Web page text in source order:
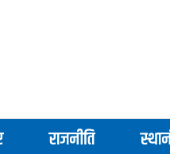
राजनीति